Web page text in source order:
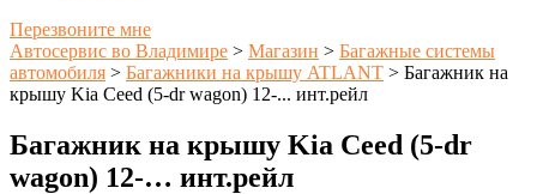
Перезвоните мне
Автосервис во Владимире > Магазин > Багажные системы
автомобиля > Багажники на крышу ATLANT > Багажник на
крышу Kia Ceed (5-dr wagon) 12-... инт.рейл
Багажник на крышу Kia Ceed (5-dr
wagon) 12-… инт.рейл